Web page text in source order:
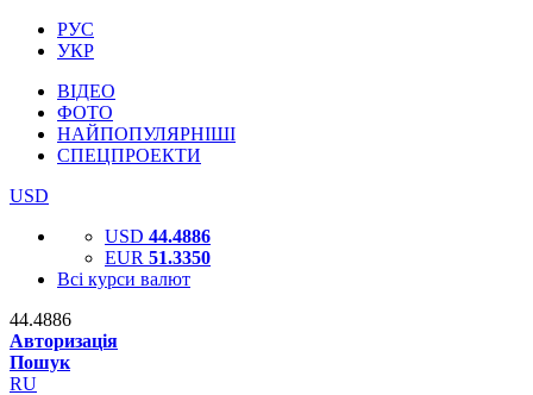
РУС
УКР
ВІДЕО
ФОТО
НАЙПОПУЛЯРНІШІ
СПЕЦПРОЕКТИ
USD
USD 44.4886
EUR 51.3350
Всі курси валют
44.4886
Авторизація
Пошук
RU